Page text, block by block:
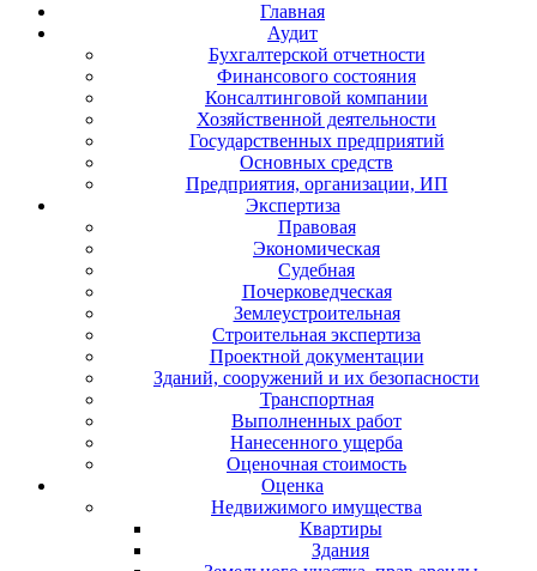
Главная
Аудит
Бухгалтерской отчетности
Финансового состояния
Консалтинговой компании
Хозяйственной деятельности
Государственных предприятий
Основных средств
Предприятия, организации, ИП
Экспертиза
Правовая
Экономическая
Судебная
Почерковедческая
Землеустроительная
Строительная экспертиза
Проектной документации
Зданий, сооружений и их безопасности
Транспортная
Выполненных работ
Нанесенного ущерба
Оценочная стоимость
Оценка
Недвижимого имущества
Квартиры
Здания